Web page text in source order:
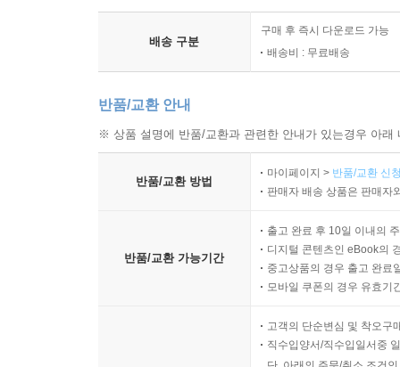
배송 구분
구매 후 즉시 다운로드 가능
배송비 : 무료배송
반품/교환 안내
※ 상품 설명에 반품/교환과 관련한 안내가 있는경우 아
반품/교환 방법
마이페이지 > 반품/교환 신
판매자 배송 상품은 판매자
반품/교환 가능기간
출고 완료 후 10일 이내의
디지털 콘텐츠인 eBook의
중고상품의 경우 출고 완료
모바일 쿠폰의 경우 유효기
고객의 단순변심 및 착오구
직수입양서/직수입일서중